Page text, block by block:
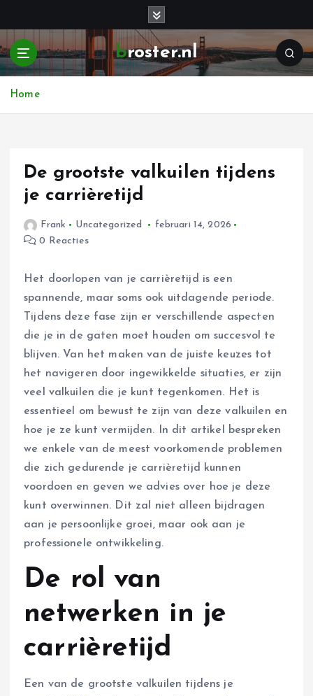
a
a
broster.nl
Home
De grootste valkuilen tijdens
je carrièretijd
Frank Uncategorized
februari 14, 2026
0 Reacties
Het doorlopen van je carrièretijd is een
spannende, maar soms ook uitdagende periode.
Tijdens deze fase zijn er verschillende aspecten
die je in de gaten moet houden om succesvol te
blijven. Van het maken van de juiste keuzes tot
het navigeren door ingewikkelde situaties, er zijn
veel valkuilen die je kunt tegenkomen. Het is
essentieel om bewust te zijn van deze valkuilen en
hoe je ze kunt vermijden. In dit artikel bespreken
we enkele van de meest voorkomende problemen
die zich gedurende je carrièretijd kunnen
voordoen en geven we advies over hoe je deze
kunt overwinnen. Dit zal niet alleen bijdragen
aan je persoonlijke groei, maar ook aan je
professionele ontwikkeling.
De rol van
netwerken in je
carrièretijd
Een van de grootste valkuilen tijdens je